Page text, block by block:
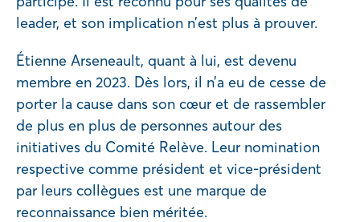
leader, et son implication n’est plus à prouver.
Étienne Arseneault, quant à lui, est devenu
membre en 2023. Dès lors, il n’a eu de cesse de
porter la cause dans son cœur et de rassembler
de plus en plus de personnes autour des
initiatives du Comité Relève. Leur nomination
respective comme président et vice-président
par leurs collègues est une marque de
reconnaissance bien méritée.